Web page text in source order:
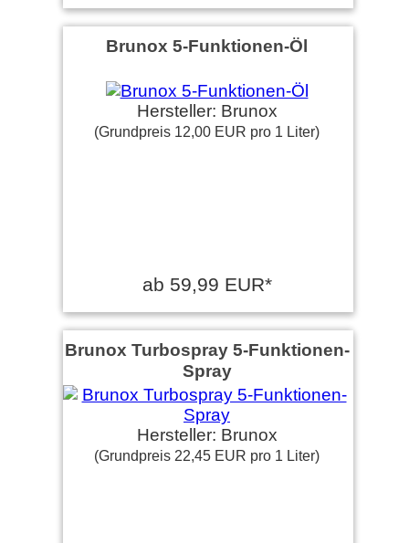
Brunox 5-Funktionen-Öl
Hersteller: Brunox
(Grundpreis 12,00 EUR pro 1 Liter)
ab 59,99 EUR*
Brunox Turbospray 5-Funktionen-
Spray
Hersteller: Brunox
(Grundpreis 22,45 EUR pro 1 Liter)